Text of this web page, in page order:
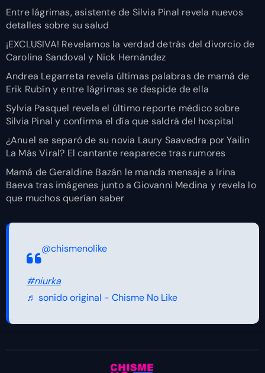
Entre lágrimas, asistente de Silvia Pinal revela nuevos
detalles sobre su salud
¡EXCLUSIVA! Revelamos la verdad detrás del divorcio de
Carolina Sandoval y Nick Hernández
Andrea Legarreta revela últimas palabras de mamá de
Erik Rubín y entre lágrimas se despide de ella
Sylvia Pasquel revela el último reporte médico sobre
Silvia Pinal y confirma el día que saldrá del hospital
¿Anuel se separó de su novia Laury Saavedra por Yailin
La Más Viral? El cantante reaparece tras rumores
Mamá de Geraldine Bazán le manda mensaje a Irina
Baeva tras imágenes junto a Giovanni Medina y revela lo
que muchos querían saber
@chismenolike
#niurka
♬ sonido original - Chisme No Like